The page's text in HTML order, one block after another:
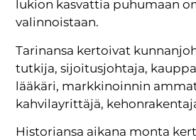
lukion kasvattia puhumaan
valinnoistaan.
Tarinansa kertoivat
tutkija, sijoitusjohtaja,
lääkäri, markkinoinnin
kahvilayrittäjä,
Historiansa aikana monta